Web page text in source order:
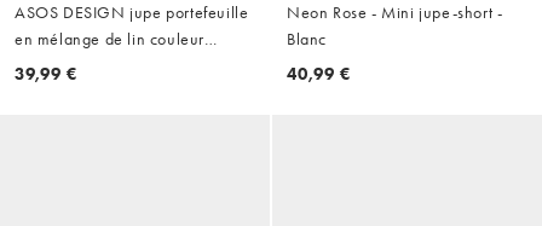
ASOS DESIGN jupe portefeuille
en mélange de lin couleur
chocolat, ensemble coordonné
39,99 €
Neon Rose - Mini jupe-short -
Blanc
40,99 €